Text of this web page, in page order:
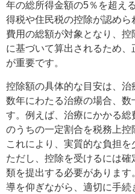
年の総所得金額の5％を超え
得税や住民税の控除が認め
費用の総額が対象となり、
に基づいて算出されるため
が重要です。
控除額の具体的な目安は、
数年にわたる治療の場合、数
す。例えば、治療にかかる
のうちの一定割合を税務上控
これにより、実質的な負担を
ただし、控除を受けるには
類を提出する必要がありま
導を仰ぎながら、適切に手